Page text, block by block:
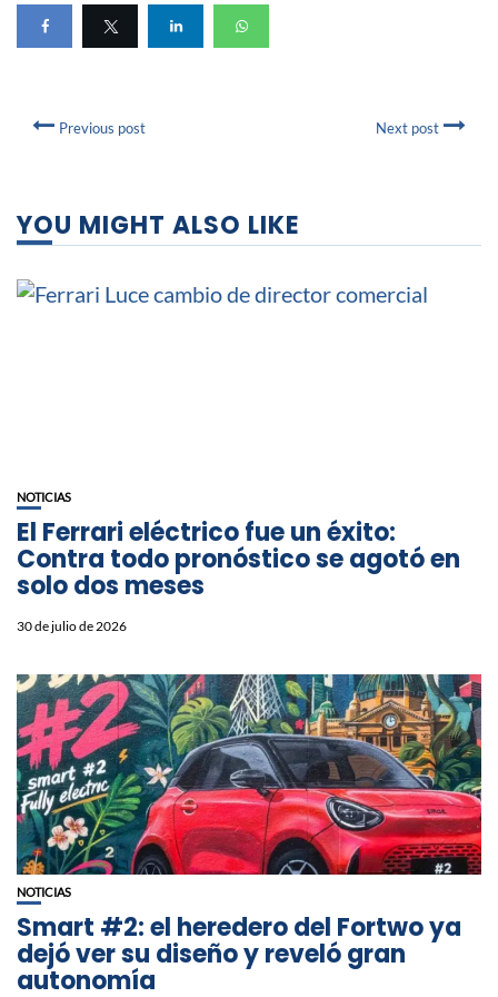
Previous post Next post
YOU MIGHT ALSO LIKE
NOTICIAS
El Ferrari eléctrico fue un éxito:
Contra todo pronóstico se agotó en
solo dos meses
30 de julio de 2026
NOTICIAS
Smart #2: el heredero del Fortwo ya
dejó ver su diseño y reveló gran
autonomía